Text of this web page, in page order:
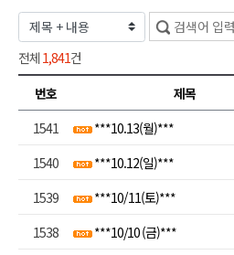
전체 1,841건
번호
제목
1541
***10.13(월)***
1540
***10.12(일)***
1539
***10/11(토)***
1538
***10/10 (금)***